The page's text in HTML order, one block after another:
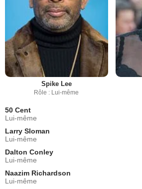
Spike Lee
Rôle : Lui-même
50 Cent
Lui-même
Larry Sloman
Lui-même
Dalton Conley
Lui-même
Naazim Richardson
Lui-même